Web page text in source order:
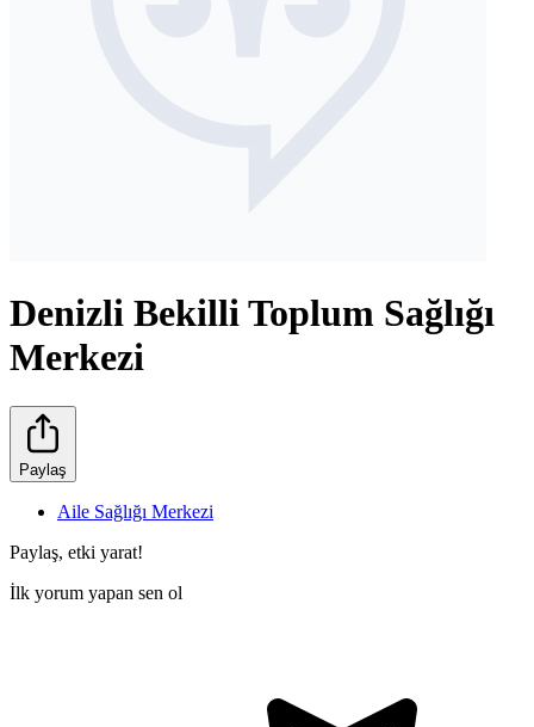
Denizli Bekilli Toplum Sağlığı
Merkezi
Paylaş
Aile Sağlığı Merkezi
Paylaş, etki yarat!
İlk yorum yapan sen ol